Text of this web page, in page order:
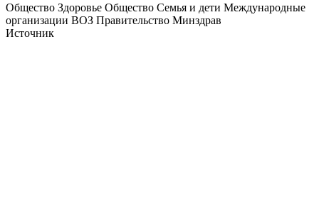
Общество Здоровье Общество Семья и дети Международные
организации ВОЗ Правительство Минздрав
Источник